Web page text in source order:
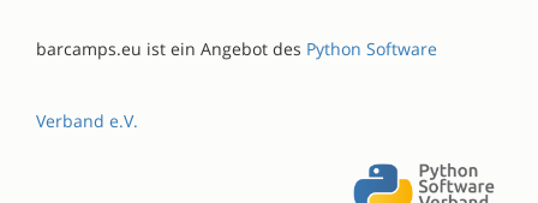
barcamps.eu ist ein Angebot des Python Software
Verband e.V.